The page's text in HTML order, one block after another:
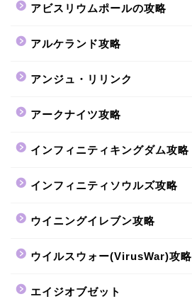
アビスリウムポールの攻略
アルケランド攻略
アンジュ・リリンク
アークナイツ攻略
インフィニティキングダム攻略
インフィニティソウルズ攻略
ウイニングイレブン攻略
ウイルスウォー(VirusWar)攻略
エイジオブゼット